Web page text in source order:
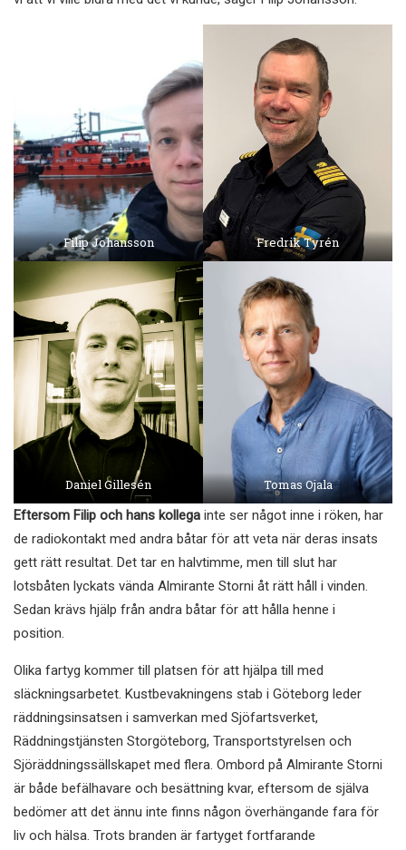
Filip Johansson Fredrik Tyrén
Daniel Gillesén
Tomas Ojala
Eftersom Filip och hans kollega inte ser något inne i röken, har
de radiokontakt med andra båtar för att veta när deras insats
gett rätt resultat. Det tar en halvtimme, men till slut har
lotsbåten lyckats vända Almirante Storni åt rätt håll i vinden.
Sedan krävs hjälp från andra båtar för att hålla henne i
position.
Olika fartyg kommer till platsen för att hjälpa till med
släckningsarbetet. Kustbevakningens stab i Göteborg leder
räddningsinsatsen i samverkan med Sjöfartsverket,
Räddningstjänsten Storgöteborg, Transportstyrelsen och
Sjöräddningssällskapet med flera. Ombord på Almirante Storni
är både befälhavare och besättning kvar, eftersom de själva
bedömer att det ännu inte finns någon överhängande fara för
liv och hälsa. Trots branden är fartyget fortfarande